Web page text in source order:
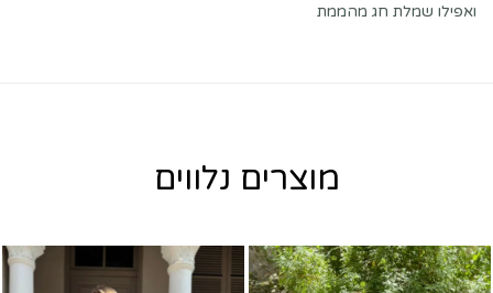
ואפילו שמלת חג מהממת
מוצרים נלווים